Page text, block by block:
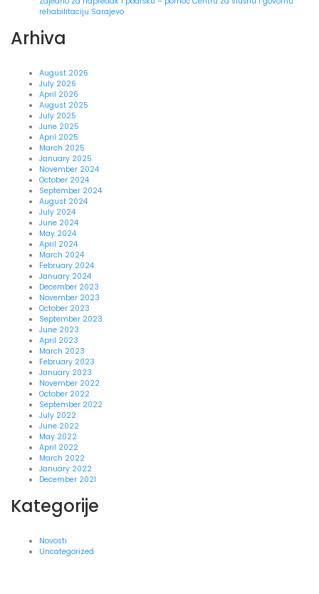
rehabilitaciju Sarajevo
Arhiva
August 2026
July 2026
April 2026
August 2025
July 2025
June 2025
April 2025
March 2025
January 2025
November 2024
October 2024
September 2024
August 2024
July 2024
June 2024
May 2024
April 2024
March 2024
February 2024
January 2024
December 2023
November 2023
October 2023
September 2023
June 2023
April 2023
March 2023
February 2023
January 2023
November 2022
October 2022
September 2022
July 2022
June 2022
May 2022
April 2022
March 2022
January 2022
December 2021
Kategorije
Novosti
Uncategorized